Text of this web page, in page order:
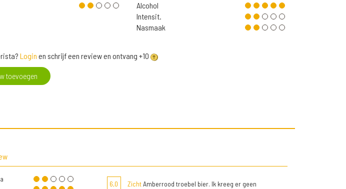
Alcohol
Intensit.
Nasmaak
Login en schrijf een review en ontvang +10
toevoegen
6,0 ZichtAmberrood troebel bier. Ik kreeg er geen